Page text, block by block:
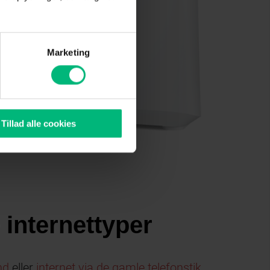
Marketing
Tillad alle cookies
internettyper